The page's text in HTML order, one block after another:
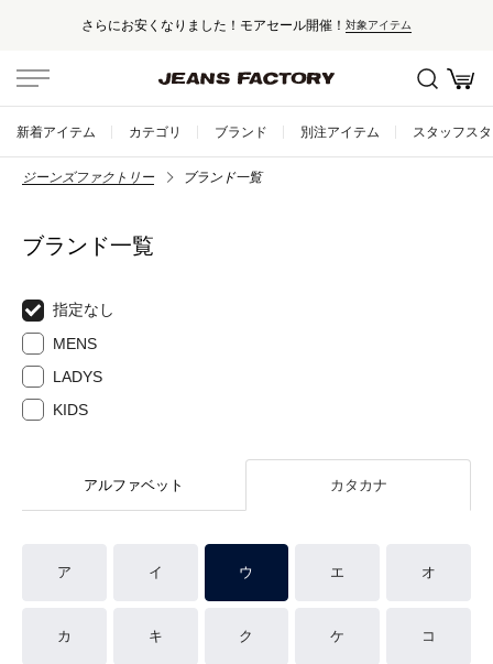
さらにお安くなりました！モアセール開催！ 対象アイテム
新着アイテム カテゴリ ブランド 別注アイテム スタッフス
ジーンズファクトリー ブランド一覧
ブランド一覧
指定なし
MENS
LADYS
KIDS
アルファベット カタカナ
ア イ ウ エ オ
カ キ ク ケ コ